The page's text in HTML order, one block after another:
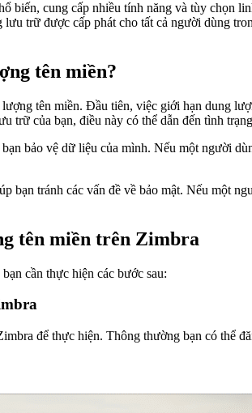
biến, cung cấp nhiều tính năng và tùy chọn
trữ được cấp phát cho tất cả người dùng
tên miền?
tên miền. Đầu tiên, việc giới hạn dung
trữ của bạn, điều này có thể dẫn đến tình
bảo vệ dữ liệu của mình. Nếu một người
bạn tránh các vấn đề về bảo mật. Nếu một
tên miền trên Zimbra
cần thực hiện các bước sau:
để thực hiện. Thông thường bạn có thể